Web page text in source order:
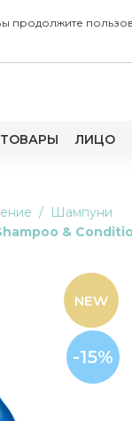
продолжите
ТОВАРЫ ЛИЦО
Шампуни
&
-15%
NEW